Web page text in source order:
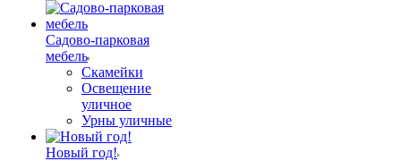
Садово-парковая
мебель
Скамейки
Освещение
уличное
Урны уличные
Новый год!